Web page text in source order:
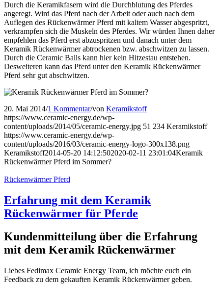
Durch die Keramikfasern wird die Durchblutung des Pferdes
angeregt. Wird das Pferd nach der Arbeit oder auch nach dem
Auflegen des Rückenwärmer Pferd mit kaltem Wasser abgespritzt,
verkrampfen sich die Muskeln des Pferdes. Wir würden Ihnen daher
empfehlen das Pferd erst abzuspritzen und danach unter dem
Keramik Rückenwärmer abtrockenen bzw. abschwitzen zu lassen.
Durch die Ceramic Balls kann hier kein Hitzestau entstehen.
Desweiteren kann das Pferd unter den Keramik Rückenwärmer
Pferd sehr gut abschwitzen.
20. Mai 2014/1 Kommentar/von Keramikstoff
https://www.ceramic-energy.de/wp-
content/uploads/2014/05/ceramic-energy.jpg 51 234 Keramikstoff
https://www.ceramic-energy.de/wp-
content/uploads/2016/03/ceramic-energy-logo-300x138.png
Keramikstoff2014-05-20 14:12:502020-02-11 23:01:04Keramik
Rückenwärmer Pferd im Sommer?
Rückenwärmer Pferd
Erfahrung mit dem Keramik
Rückenwärmer für Pferde
Kundenmitteilung über die Erfahrung
mit dem Keramik Rückenwärmer
Liebes Fedimax Ceramic Energy Team, ich möchte euch ein
Feedback zu dem gekauften Keramik Rückenwärmer geben.